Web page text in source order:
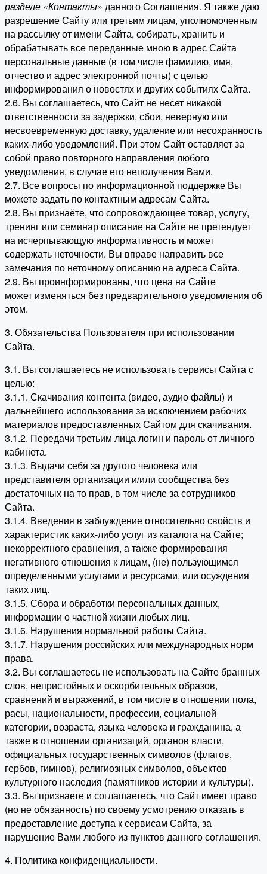
разделе «Контакты» данного Соглашения. Я также даю
разрешение Сайту или третьим лицам, уполномоченным
на рассылку от имени Сайта, собирать, хранить и
обрабатывать все переданные мною в адрес Сайта
персональные данные (в том числе фамилию, имя,
отчество и адрес электронной почты) с целью
информирования о новостях и других событиях Сайта.
2.6. Вы соглашаетесь, что Сайт не несет никакой
ответственности за задержки, сбои, неверную или
несвоевременную доставку, удаление или несохранность
каких-либо уведомлений. При этом Сайт оставляет за
собой право повторного направления любого
уведомления, в случае его неполучения Вами.
2.7. Все вопросы по информационной поддержке Вы
можете задать по контактным адресам Сайта.
2.8. Вы признаёте, что сопровождающее товар, услугу,
тренинг или семинар описание на Сайте не претендует
на исчерпывающую информативность и может
содержать неточности. Вы вправе направить все
замечания по неточному описанию на адреса Сайта.
2.9. Вы проинформированы, что цена на Сайте
может изменяться без предварительного уведомления об
этом.
3. Обязательства Пользователя при использовании
Сайта.
3.1. Вы соглашаетесь не использовать сервисы Сайта с
целью:
3.1.1. Скачивания контента (видео, аудио файлы) и
дальнейшего использования за исключением рабочих
материалов предоставленных Сайтом для скачивания.
3.1.2. Передачи третьим лица логин и пароль от личного
кабинета.
3.1.3. Выдачи себя за другого человека или
представителя организации и/или сообщества без
достаточных на то прав, в том числе за сотрудников
Сайта.
3.1.4. Введения в заблуждение относительно свойств и
характеристик каких-либо услуг из каталога на Сайте;
некорректного сравнения, а также формирования
негативного отношения к лицам, (не) пользующимся
определенными услугами и ресурсами, или осуждения
таких лиц.
3.1.5. Сбора и обработки персональных данных,
информации о частной жизни любых лиц.
3.1.6. Нарушения нормальной работы Сайта.
3.1.7. Нарушения российских или международных норм
права.
3.2. Вы соглашаетесь не использовать на Сайте бранных
слов, непристойных и оскорбительных образов,
сравнений и выражений, в том числе в отношении пола,
расы, национальности, профессии, социальной
категории, возраста, языка человека и гражданина, а
также в отношении организаций, органов власти,
официальных государственных символов (флагов,
гербов, гимнов), религиозных символов, объектов
культурного наследия (памятников истории и культуры).
3.3. Вы признаете и соглашаетесь, что Сайт имеет право
(но не обязанность) по своему усмотрению отказать в
предоставление доступа к сервисам Сайта, за
нарушение Вами любого из пунктов данного соглашения.
4. Политика конфиденциальности.